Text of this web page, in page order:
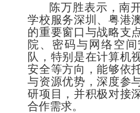
陈万胜表示，南
学校服务深圳、粤港
的重要窗口与战略支
院、密码与网络空
队，特别是在计算机
安全等方向，能够依
与资源优势，深度参
研项目，并积极对接
合作需求。